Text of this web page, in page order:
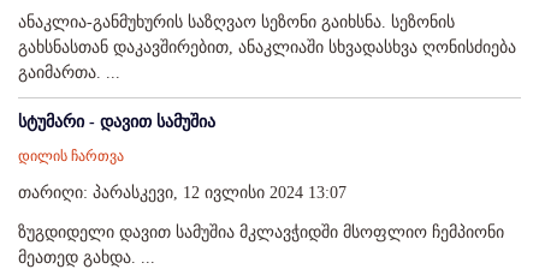
ანაკლია-განმუხურის საზღვაო სეზონი გაიხსნა. სეზონის
გახსნასთან დაკავშირებით, ანაკლიაში სხვადასხვა ღონისძიება
გაიმართა. ...
სტუმარი - დავით სამუშია
დილის ჩართვა
თარიღი: პარასკევი, 12 ივლისი 2024 13:07
ზუგდიდელი დავით სამუშია მკლავჭიდში მსოფლიო ჩემპიონი
მეათედ გახდა. ...